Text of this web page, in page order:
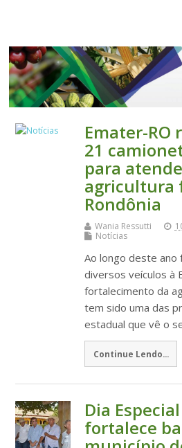
Emater-RO
21
para
agricultura
Rondônia
Wania Ressutti
Notícias
Ao longo deste
diversos veículos à
fortalecimento da
tem sido uma das
estadual que vê o
Continue Lendo...
Dia
fortalece